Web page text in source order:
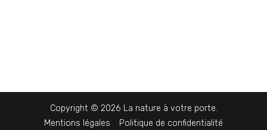
Copyright © 2026 La nature à votre porte.
Mentions légales
Politique de confidentialité